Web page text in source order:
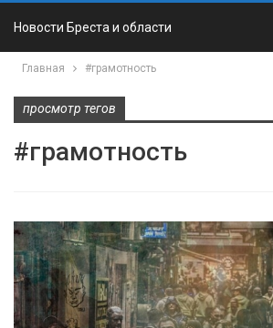
Новости Бреста и области
Главная #грамотность
просмотр тегов
#грамотность